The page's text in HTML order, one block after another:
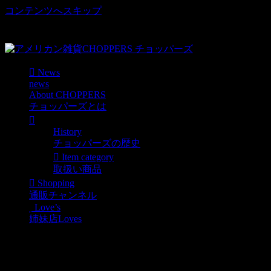
コンテンツへスキップ
News
news
About CHOPPERS
チョッパーズとは
History
チョッパーズの歴史
Item category
取扱い商品
Shopping
通販チャンネル
Love’s
姉妹店Loves